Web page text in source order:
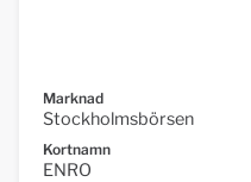
Marknad
Stockholmsbörsen
Kortnamn
ENRO